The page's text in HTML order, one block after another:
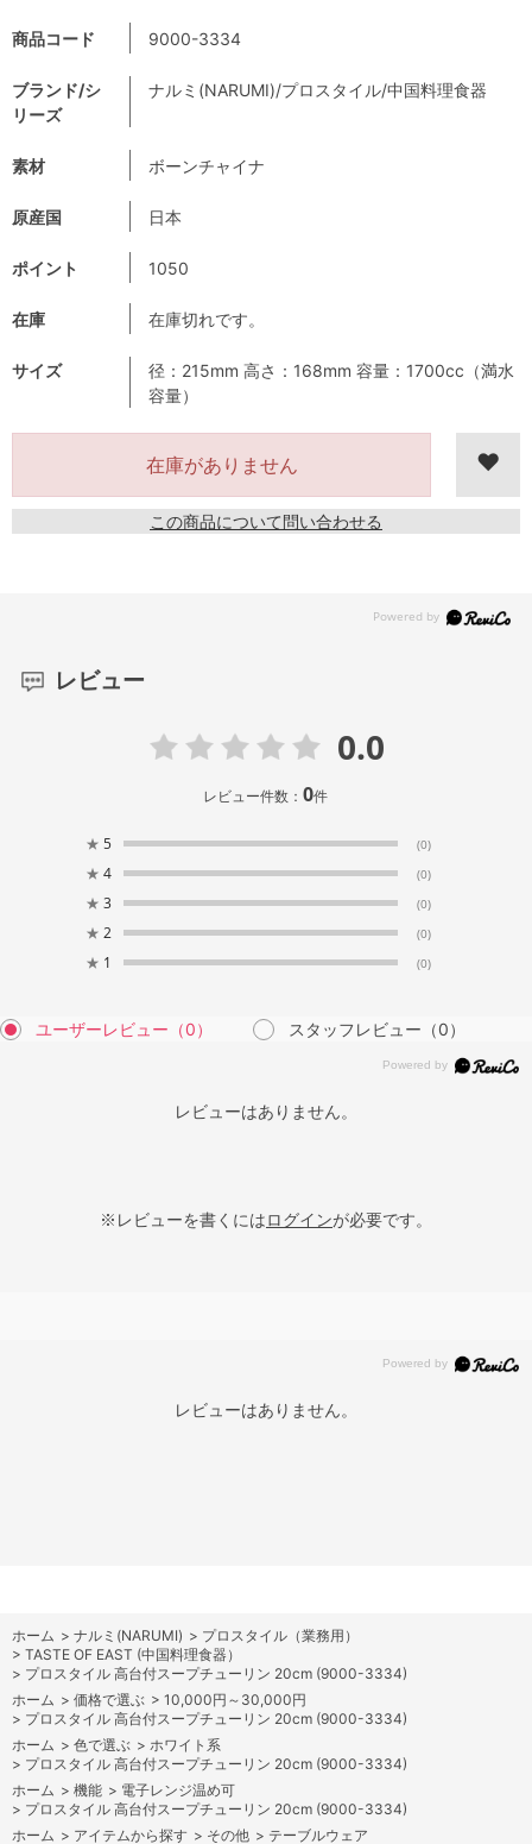
商品コード 9000-3334
ブランド/シ
リーズ
ナルミ(NARUMI)/プロスタイル/中国料理食器
素材 ボーンチャイナ
原産国 日本
ポイント 1050
在庫 在庫切れです。
サイズ
径：215mm 高さ：168mm 容量：1700cc（満水
容量）
在庫がありません
この商品について問い合わせる
レビュー
0.0
レビュー件数：0件
★ 5 (0)
★ 4 (0)
★ 3 (0)
★ 2 (0)
★ 1 (0)
ユーザーレビュー （0） スタッフレビュー （0）
レビューはありません。
※レビューを書くにはログインが必要です。
レビューはありません。
ホーム > ナルミ(NARUMI) > プロスタイル（業務用）
> TASTE OF EAST (中国料理食器）
> プロスタイル 高台付スープチューリン 20cm (9000-3334)
ホーム > 価格で選ぶ > 10,000円～30,000円
> プロスタイル 高台付スープチューリン 20cm (9000-3334)
ホーム > 色で選ぶ > ホワイト系
> プロスタイル 高台付スープチューリン 20cm (9000-3334)
ホーム > 機能 > 電子レンジ温め可
> プロスタイル 高台付スープチューリン 20cm (9000-3334)
ホーム > アイテムから探す > その他 > テーブルウェア